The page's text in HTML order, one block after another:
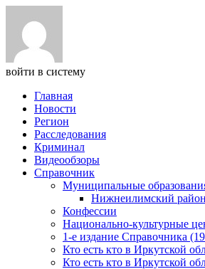
войти в систему
Главная
Новости
Регион
Расследования
Криминал
Видеообзоры
Справочник
Муниципальные
Нижнеилимский район
Конфессии
Национально-культурные
1-е издание Справочника
Кто есть кто в Иркутской
Кто есть кто в Иркутской